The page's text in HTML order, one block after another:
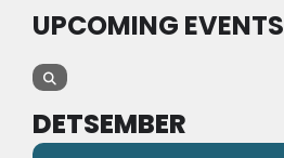
UPCOMING EVENTS
DETSEMBER